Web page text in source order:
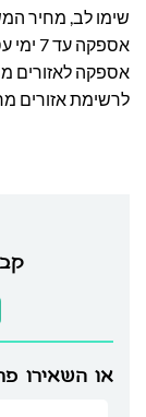
או השאירו
שימו לב, מחיר
אספקה עד 7 ימי עסקים.
אספקה לאזורים מרוחקים 10-
לרשימת אזורים